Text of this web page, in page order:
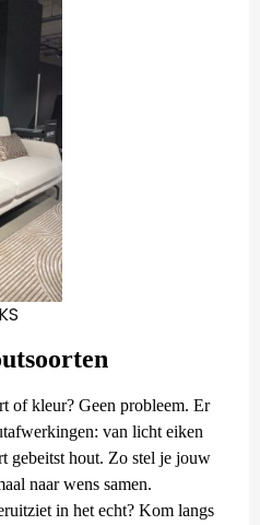
of kleur? Geen probleem. Er
van licht eiken
gebeitst hout. Zo stel je jouw
naar wens samen.
in het echt? Kom langs